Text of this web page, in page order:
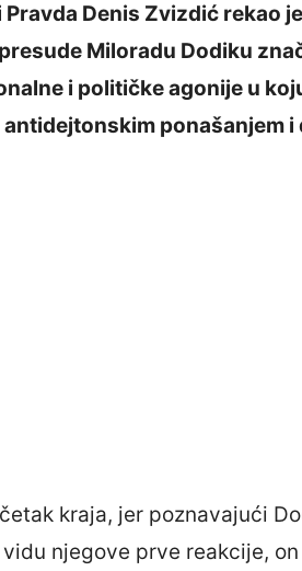
Denis Zvizdić rekao
Miloradu Dodiku
i političke agonije u
ponašanjem i
kraja, jer poznavajući
njegove prve reakcije,